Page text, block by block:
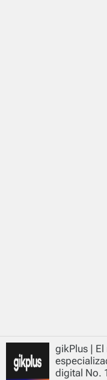
gikPlus |
digital No.